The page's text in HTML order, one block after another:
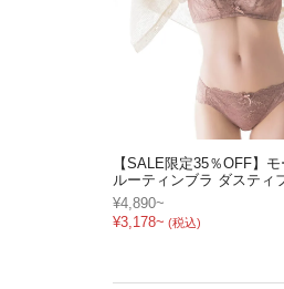
【SALE限定35％OFF】
ルーティンブラ ダスティ
ラ&ショーツセット
¥4,890~
¥3,178~ (税込)